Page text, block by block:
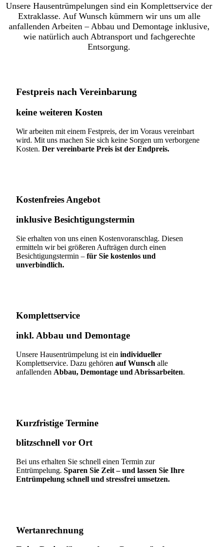
Unsere Hausentrümpelungen sind ein Komplettservice der
Extraklasse. Auf Wunsch kümmern wir uns um alle
anfallenden Arbeiten – Abbau und Demontage inklusive,
wie natürlich auch Abtransport und fachgerechte
Entsorgung.
Festpreis nach Vereinbarung
keine weiteren Kosten
Wir arbeiten mit einem Festpreis, der im Voraus vereinbart
wird. Mit uns machen Sie sich keine Sorgen um verborgene
Kosten. Der vereinbarte Preis ist der Endpreis.
Kostenfreies Angebot
inklusive Besichtigungstermin
Sie erhalten von uns einen Kostenvoranschlag. Diesen
ermitteln wir bei größeren Aufträgen durch einen
Besichtigungstermin – für Sie kostenlos und
unverbindlich.
Komplettservice​
inkl. Abbau und Demontage​
Unsere Hausentrümpelung ist ein individueller
Komplettservice. Dazu gehören auf Wunsch alle
anfallenden Abbau, Demontage und Abrissarbeiten.
Kurzfristige Termine​
blitzschnell vor Ort
Bei uns erhalten Sie schnell einen Termin zur
Entrümpelung. Sparen Sie Zeit – und lassen Sie Ihre
Entrümpelung schnell und stressfrei umsetzen.
Wertanrechnung